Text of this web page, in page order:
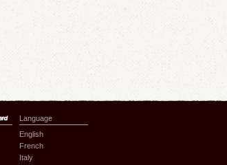
Language
English
French
Italy